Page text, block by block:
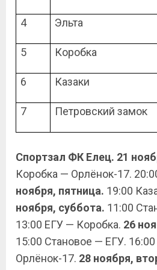
4 Эльта
5 Коробка
6 Казаки
7 Петровский замок
Спортзал ФК Елец. 21
Коробка — Орлёнок-17.
ноября, пятница. 19:00
ноября, суббота. 11:00
13:00 ЕГУ — Коробка. 26
15:00 Становое — ЕГУ.
Орлёнок-17. 28 ноября,